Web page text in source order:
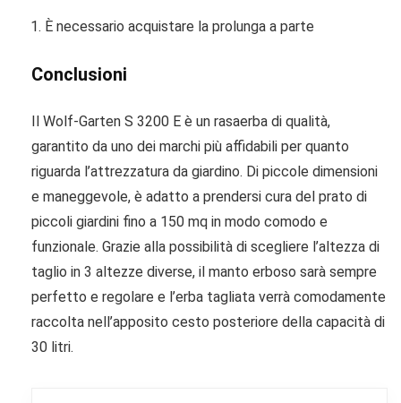
È necessario acquistare la prolunga a parte
Conclusioni
Il Wolf-Garten S 3200 E è un rasaerba di qualità,
garantito da uno dei marchi più affidabili per quanto
riguarda l’attrezzatura da giardino. Di piccole dimensioni
e maneggevole, è adatto a prendersi cura del prato di
piccoli giardini fino a 150 mq in modo comodo e
funzionale. Grazie alla possibilità di scegliere l’altezza di
taglio in 3 altezze diverse, il manto erboso sarà sempre
perfetto e regolare e l’erba tagliata verrà comodamente
raccolta nell’apposito cesto posteriore della capacità di
30 litri.